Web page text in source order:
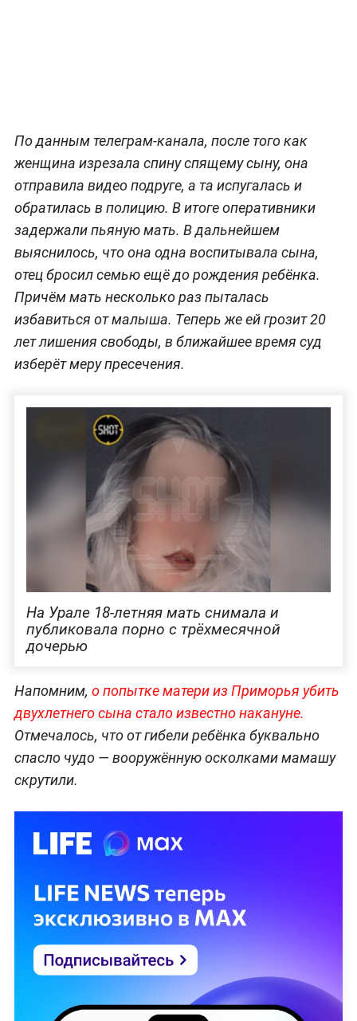
По данным телеграм-канала, после того как
женщина изрезала спину спящему сыну, она
отправила видео подруге, а та испугалась и
обратилась в полицию. В итоге оперативники
задержали пьяную мать. В дальнейшем
выяснилось, что она одна воспитывала сына,
отец бросил семью ещё до рождения ребёнка.
Причём мать несколько раз пыталась
избавиться от малыша. Теперь же ей грозит 20
лет лишения свободы, в ближайшее время суд
изберёт меру пресечения.
На Урале 18-летняя мать снимала и
публиковала порно с трёхмесячной
дочерью
Напомним, о попытке матери из Приморья убить
двухлетнего сына стало известно накануне.
Отмечалось, что от гибели ребёнка буквально
спасло чудо — вооружённую осколками мамашу
скрутили.